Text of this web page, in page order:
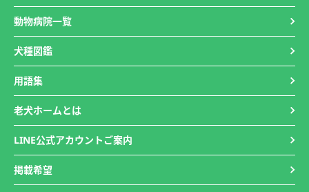
動物病院一覧
犬種図鑑
用語集
老犬ホームとは
LINE公式アカウントご案内
掲載希望